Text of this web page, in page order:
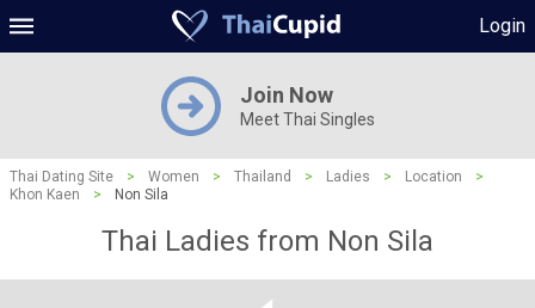
Login
Join Now
Meet Thai Singles
Thai Dating Site > Women > Thailand > Ladies > Location
>
Khon Kaen
> Non Sila
Thai Ladies from Non Sila